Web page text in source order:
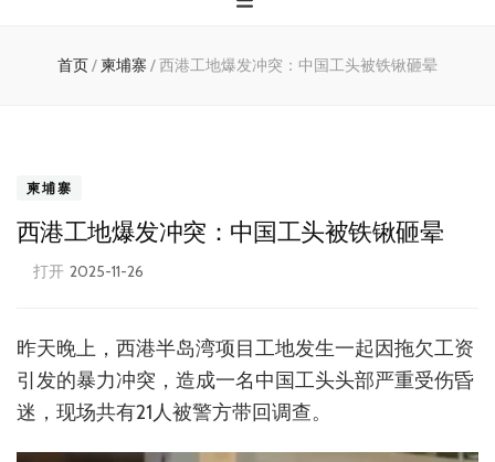
首页/ 柬埔寨 /西港工地爆发冲突：中国工头被铁锹砸晕
柬埔寨
西港工地爆发冲突：中国工头被铁锹砸晕
打开 2025-11-26
昨天晚上，西港半岛湾项目工地发生一起因拖欠工资
引发的暴力冲突，造成一名中国工头头部严重受伤昏
迷，现场共有21人被警方带回调查。